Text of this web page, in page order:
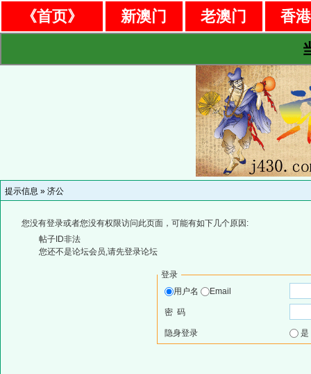
《首页》 新澳门 老澳门
香
提示信息 » 济公
您没有登录或者您没有权限访问此页面，可能有如下几个原因:
帖子ID非法
您还不是论坛会员,请先登录论坛
登录
用户名
Email
密 码
隐身登录